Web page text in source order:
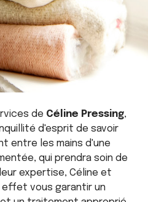
de Céline Pressing,
d'esprit de savoir
entre les mains d'une
qui prendra soin de
expertise, Céline et
vous garantir un